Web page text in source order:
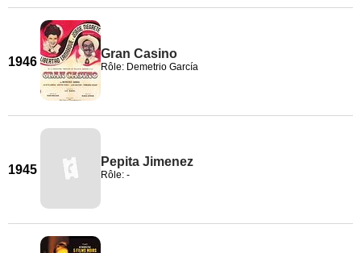
1946
Gran Casino
Rôle: Demetrio García
1945
Pepita Jimenez
Rôle: -